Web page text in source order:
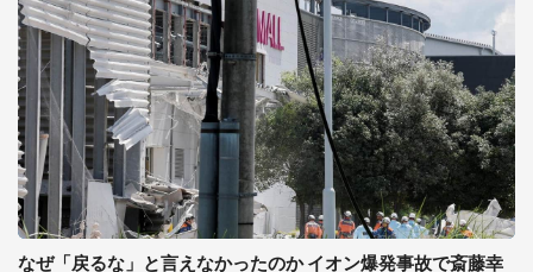
なぜ「戻るな」と言えなかったのか イオン爆発事故で斎藤幸